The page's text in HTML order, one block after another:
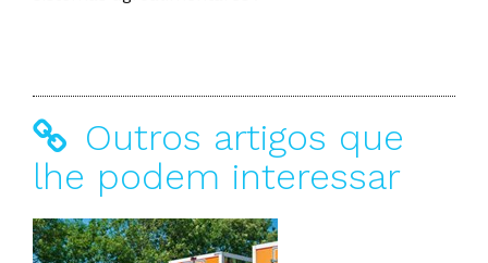
Outros artigos que
lhe podem interessar